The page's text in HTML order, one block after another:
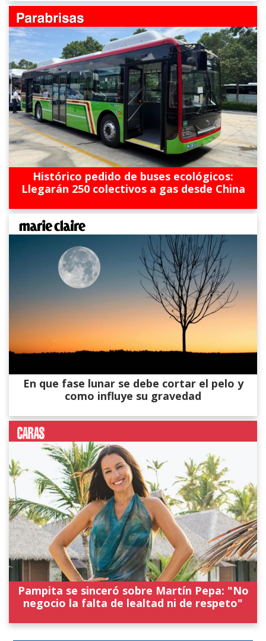
Histórico pedido de buses ecológicos:
Llegarán 250 colectivos a gas desde China
En que fase lunar se debe cortar el pelo y
como influye su gravedad
Pampita se sinceró sobre Martín Pepa: "No
negocio la falta de lealtad ni de respeto"